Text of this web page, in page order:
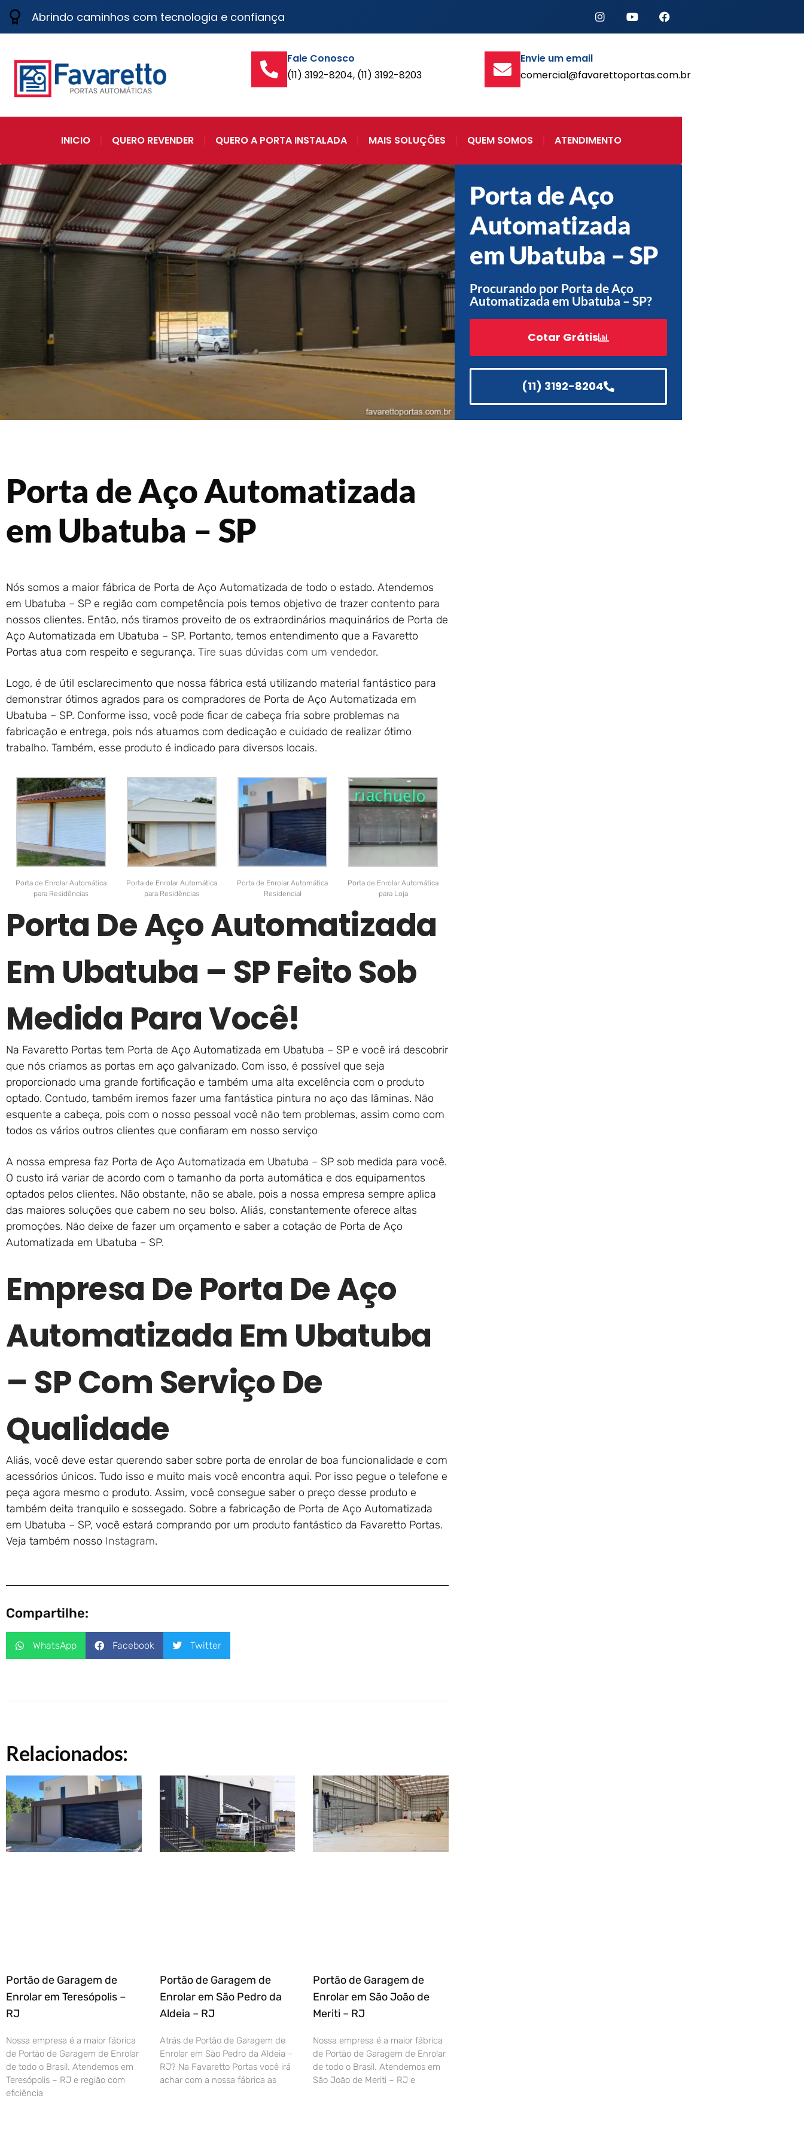
Abrindo caminhos com tecnologia e confiança
Fale Conosco
(11) 3192-8204, (11) 3192-8203
Envie um email
comercial@favarettoportas.com.br
INICIO QUERO REVENDER QUERO A PORTA INSTALADA MAIS SOLUÇÕES QUEM SOMOS ATENDIMENTO
Porta de Aço
Automatizada
em Ubatuba – SP
Procurando por Porta de Aço
Automatizada em Ubatuba – SP?
Cotar Grátis
(11) 3192-8204
Porta de Aço Automatizada
em Ubatuba – SP
Nós somos a maior fábrica de Porta de Aço Automatizada de todo o estado. Atendemos
em Ubatuba – SP e região com competência pois temos objetivo de trazer contento para
nossos clientes. Então, nós tiramos proveito de os extraordinários maquinários de Porta de
Aço Automatizada em Ubatuba – SP. Portanto, temos entendimento que a Favaretto
Portas atua com respeito e segurança. Tire suas dúvidas com um vendedor.
Logo, é de útil esclarecimento que nossa fábrica está utilizando material fantástico para
demonstrar ótimos agrados para os compradores de Porta de Aço Automatizada em
Ubatuba – SP. Conforme isso, você pode ficar de cabeça fria sobre problemas na
fabricação e entrega, pois nós atuamos com dedicação e cuidado de realizar ótimo
trabalho. Também, esse produto é indicado para diversos locais.
Porta de Enrolar Automática
para Residências
Porta de Enrolar Automática
para Residências
Porta de Enrolar Automática
Residencial
Porta de Enrolar Automática
para Loja
Porta De Aço Automatizada
Em Ubatuba – SP Feito Sob
Medida Para Você!
Na Favaretto Portas tem Porta de Aço Automatizada em Ubatuba – SP e você irá descobrir
que nós criamos as portas em aço galvanizado. Com isso, é possível que seja
proporcionado uma grande fortificação e também uma alta excelência com o produto
optado. Contudo, também iremos fazer uma fantástica pintura no aço das lâminas. Não
esquente a cabeça, pois com o nosso pessoal você não tem problemas, assim como com
todos os vários outros clientes que confiaram em nosso serviço
A nossa empresa faz Porta de Aço Automatizada em Ubatuba – SP sob medida para você.
O custo irá variar de acordo com o tamanho da porta automática e dos equipamentos
optados pelos clientes. Não obstante, não se abale, pois a nossa empresa sempre aplica
das maiores soluções que cabem no seu bolso. Aliás, constantemente oferece altas
promoções. Não deixe de fazer um orçamento e saber a cotação de Porta de Aço
Automatizada em Ubatuba – SP.
Empresa De Porta De Aço
Automatizada Em Ubatuba
– SP Com Serviço De
Qualidade
Aliás, você deve estar querendo saber sobre porta de enrolar de boa funcionalidade e com
acessórios únicos. Tudo isso e muito mais você encontra aqui. Por isso pegue o telefone e
peça agora mesmo o produto. Assim, você consegue saber o preço desse produto e
também deita tranquilo e sossegado. Sobre a fabricação de Porta de Aço Automatizada
em Ubatuba – SP, você estará comprando por um produto fantástico da Favaretto Portas.
Veja também nosso Instagram.
Compartilhe:
WhatsApp Facebook Twitter
Relacionados:
Portão de Garagem de
Enrolar em Teresópolis –
RJ
Nossa empresa é a maior fábrica
de Portão de Garagem de Enrolar
de todo o Brasil. Atendemos em
Teresópolis – RJ e região com
eficiência
Portão de Garagem de
Enrolar em São Pedro da
Aldeia – RJ
Atrás de Portão de Garagem de
Enrolar em São Pedro da Aldeia –
RJ? Na Favaretto Portas você irá
achar com a nossa fábrica as
Portão de Garagem de
Enrolar em São João de
Meriti – RJ
Nossa empresa é a maior fábrica
de Portão de Garagem de Enrolar
de todo o Brasil. Atendemos em
São João de Meriti – RJ e